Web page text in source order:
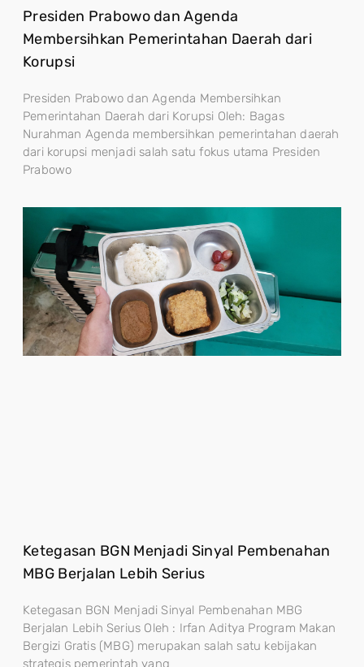
Presiden Prabowo dan Agenda
Membersihkan Pemerintahan Daerah dari
Korupsi
Presiden Prabowo dan Agenda Membersihkan
Pemerintahan Daerah dari Korupsi Oleh: Bagas
Nurahman Agenda membersihkan pemerintahan daerah
dari korupsi menjadi salah satu fokus utama Presiden
Prabowo
Ketegasan BGN Menjadi Sinyal Pembenahan
MBG Berjalan Lebih Serius
Ketegasan BGN Menjadi Sinyal Pembenahan MBG
Berjalan Lebih Serius Oleh : Irfan Aditya Program Makan
Bergizi Gratis (MBG) merupakan salah satu kebijakan
strategis pemerintah yang